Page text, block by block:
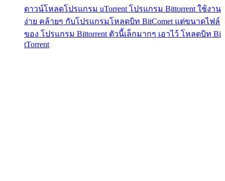
ดาวน์โหลดโปรแกรม uTorrent โปรแกรม Bittorrent ใช้งาน
ง่าย คล้ายๆ กับโปรแกรมโหลดบิท BitComet แต่ขนาดไฟล์
ของ โปรแกรม Bittorrent ตัวนี้เล็กมากๆ เอาไว้ โหลดบิท Bi
tTorrent